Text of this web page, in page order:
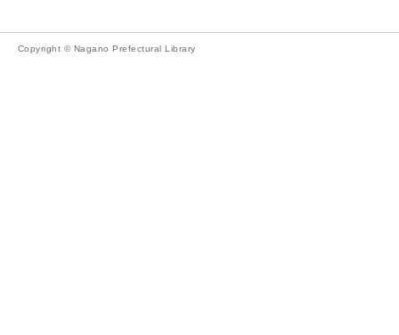
Copyright © Nagano Prefectural Library